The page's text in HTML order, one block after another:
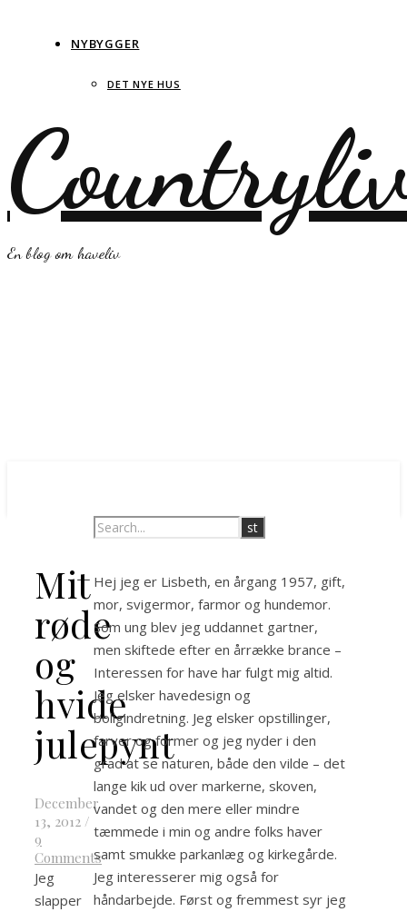
NYBYGGER
DET NYE HUS
En blog om haveliv
Mit
røde
og
hvide
julepynt
December
13, 2012 /
9
Comments
Jeg
slapper
Hej jeg er Lisbeth, en årgang 1957, gift,
mor, svigermor, farmor og hundemor.
Som ung blev jeg uddannet gartner,
men skiftede efter en årrække brance –
Interessen for have har fulgt mig altid.
Jeg elsker havedesign og
boligindretning. Jeg elsker opstillinger,
farver og former og jeg nyder i den
grad at se naturen, både den vilde – det
lange kik ud over markerne, skoven,
vandet og den mere eller mindre
tæmmede i min og andre folks haver
samt smukke parkanlæg og kirkegårde.
Jeg interesserer mig også for
håndarbejde. Først og fremmest syr jeg